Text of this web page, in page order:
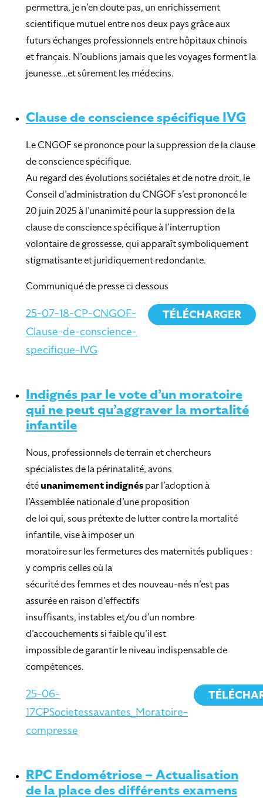
permettra, je n’en doute pas, un enrichissement
scientifique mutuel entre nos deux pays grâce aux
futurs échanges professionnels entre hôpitaux chinois
et français. N’oublions jamais que les voyages forment la
jeunesse…et sûrement les médecins.
Clause de conscience spécifique IVG
Le CNGOF se prononce pour la suppression de la clause
de conscience spécifique.
Au regard des évolutions sociétales et de notre droit, le
Conseil d’administration du CNGOF s’est prononcé le
20 juin 2025 à l’unanimité pour la suppression de la
clause de conscience spécifique à l’interruption
volontaire de grossesse, qui apparaît symboliquement
stigmatisante et juridiquement redondante.
Communiqué de presse ci dessous
25-07-18-CP-CNGOF-
Clause-de-conscience-
specifique-IVG
TÉLÉCHARGER
Indignés par le vote d’un moratoire
qui ne peut qu’aggraver la mortalité
infantile
Nous, professionnels de terrain et chercheurs
spécialistes de la périnatalité, avons
étéunanimement indignéspar l’adoption à
l’Assemblée nationale d’une proposition
de loi qui, sous prétexte de lutter contre la mortalité
infantile, vise à imposer un
moratoire sur les fermetures des maternités publiques :
y compris celles où la
sécurité des femmes et des nouveau-nés n’est pas
assurée en raison d’effectifs
insuffisants, instables et/ou d’un nombre
d’accouchements si faible qu’il est
impossible de garantir le niveau indispensable de
compétences.
25-06-
17CPSocietessavantes_Moratoire-
compresse
RPC Endométriose – Actualisation
de la place des différents examens